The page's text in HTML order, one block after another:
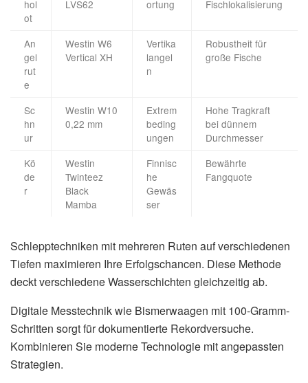
hol
ot
LVS62 ortung Fischlokalisierung
An
gel
rut
e
Westin W6
Vertical XH
Vertika
langel
n
Robustheit für
große Fische
Sc
hn
ur
Westin W10
0,22 mm
Extrem
beding
ungen
Hohe Tragkraft
bei dünnem
Durchmesser
Kö
de
r
Westin
Twinteez
Black
Mamba
Finnisc
he
Gewäs
ser
Bewährte
Fangquote
Schlepptechniken mit mehreren Ruten auf verschiedenen
Tiefen maximieren Ihre Erfolgschancen. Diese Methode
deckt verschiedene Wasserschichten gleichzeitig ab.
Digitale Messtechnik wie Bismerwaagen mit 100-Gramm-
Schritten sorgt für dokumentierte Rekordversuche.
Kombinieren Sie moderne Technologie mit angepassten
Strategien.